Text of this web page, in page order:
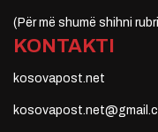
(Për më shumë shihni
KONTAKTI
kosovapost.net